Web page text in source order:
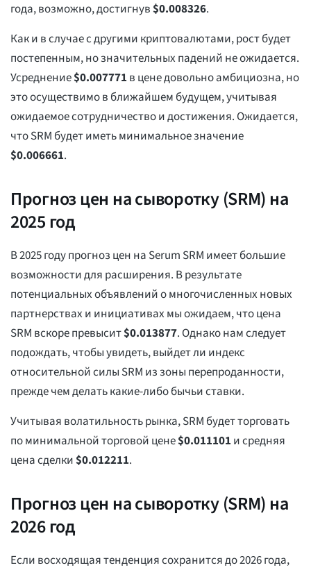
года, возможно, достигнув$0.008326.
Как и в случае с другими криптовалютами, рост будет
постепенным, но значительных падений не ожидается.
Усреднение$0.007771 в цене довольно амбициозна, но
это осуществимо в ближайшем будущем, учитывая
ожидаемое сотрудничество и достижения. Ожидается,
что SRM будет иметь минимальное значение
$0.006661.
Прогноз цен на сыворотку (SRM) на
2025 год
В 2025 году прогноз цен на Serum SRM имеет большие
возможности для расширения. В результате
потенциальных объявлений о многочисленных новых
партнерствах и инициативах мы ожидаем, что цена
SRM вскоре превысит$0.013877. Однако нам следует
подождать, чтобы увидеть, выйдет ли индекс
относительной силы SRM из зоны перепроданности,
прежде чем делать какие-либо бычьи ставки.
Учитывая волатильность рынка, SRM будет торговать
по минимальной торговой цене$0.011101 и средняя
цена сделки$0.012211.
Прогноз цен на сыворотку (SRM) на
2026 год
Если восходящая тенденция сохранится до 2026 года,